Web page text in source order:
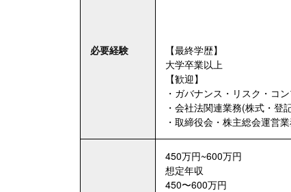
必要経験
【最終学歴】
大学卒業以上
【歓迎】
・ガバナンス・リスク・コ
・会社法関連業務(株式・登
・取締役会・株主総会運営
450万円~600万円
想定年収
450〜600万円